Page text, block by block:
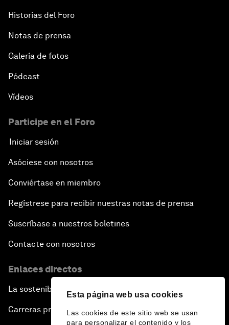
Esta página web usa cookies
Las cookies de este sitio web se usan
para personalizar el contenido y los
Historias del Foro
Notas de prensa
Galería de fotos
Pódcast
Vídeos
Participe en el Foro
Iniciar sesión
Asóciese con nosotros
Conviértase en miembro
Regístrese para recibir nuestras notas de prensa
Suscríbase a nuestros boletines
Contacte con nosotros
Enlaces directos
La sostenibilidad en el Foro
Carreras profesionales